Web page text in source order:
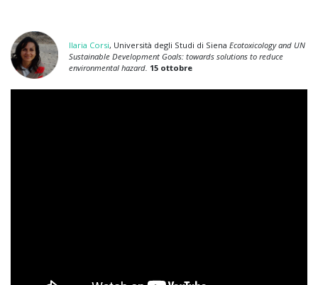
Ilaria Corsi, Università degli Studi di Siena Ecotoxicology and UN
Sustainable Development Goals: towards solutions to reduce
environmental hazard. 15 ottobre